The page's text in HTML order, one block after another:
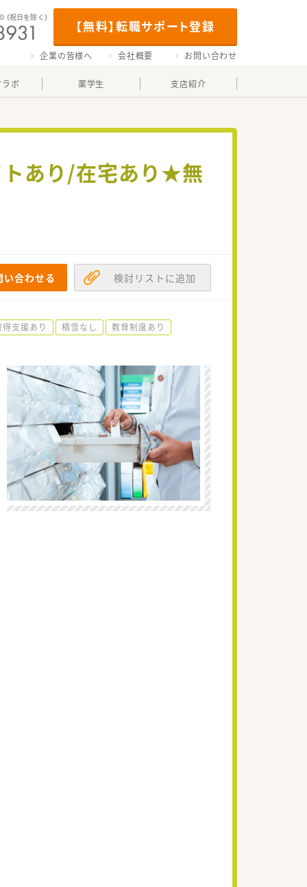
【無料】転職サポート登録
（祝日を除く）
企業の皆様へ 会社概要 お問い合わせ
ボ 薬学生 支店紹介
トあり/在宅あり★無
い合わせる 検討リストに追加
支援あり 積雪なし
教育制度あり